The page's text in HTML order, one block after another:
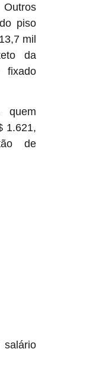
piso
mil
da
fixado
quem
1.621,
de
salário